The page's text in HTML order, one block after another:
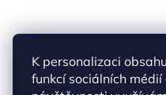
K personalizaci
funkcí sociálních